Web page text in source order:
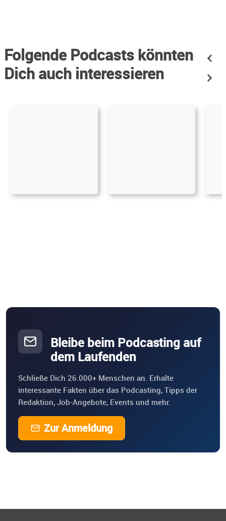
Folgende Podcasts könnten
Dich auch interessieren
Bleibe beim Podcasting auf
dem Laufenden
Schließe Dich 26.000+ Menschen an. Erhalte
interessante Fakten über das Podcasting, Tipps der
Redaktion, Job-Angebote, Events und mehr.
Zur Anmeldung